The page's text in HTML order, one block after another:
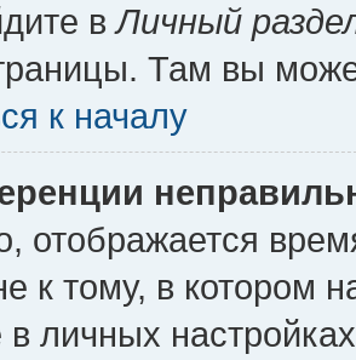
вЛичный
Там вы
к началу
отображается
к тому, в котором
в личных